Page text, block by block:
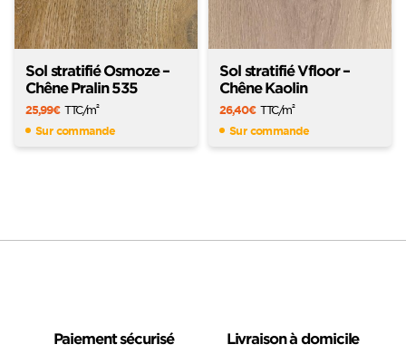
Sol stratifié Osmoze –
Chêne Pralin 535
25,99€ TTC/m2
Sur commande
Sol stratifié Vfloor –
Chêne Kaolin
26,40€ TTC/m2
Sur commande
Paiement sécurisé Livraison à domicile